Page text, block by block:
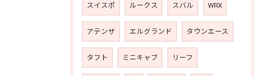
スイスポ ルークス スバル WRX
アテンザ エルグランド タウンエース
タフト ミニキャブ リーフ